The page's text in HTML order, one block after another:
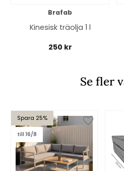
Brafab
Kinesisk träolja 1 l
250 kr
Se fler
Spara 25%
till 16/8